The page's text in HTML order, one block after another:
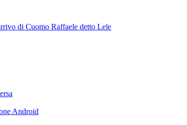
di Cuomo Raffaele detto Lele
Android